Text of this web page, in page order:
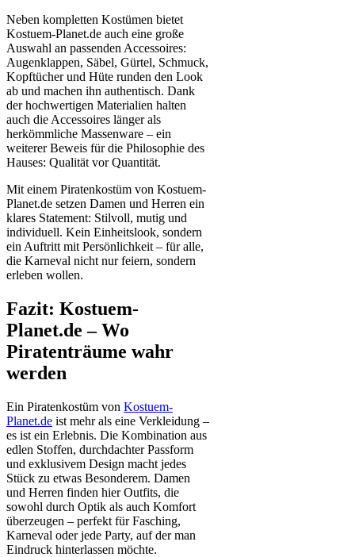
Neben kompletten Kostümen bietet
Kostuem-Planet.de auch eine große
Auswahl an passenden Accessoires:
Augenklappen, Säbel, Gürtel, Schmuck,
Kopftücher und Hüte runden den Look
ab und machen ihn authentisch. Dank
der hochwertigen Materialien halten
auch die Accessoires länger als
herkömmliche Massenware – ein
weiterer Beweis für die Philosophie des
Hauses: Qualität vor Quantität.
Mit einem Piratenkostüm von Kostuem-
Planet.de setzen Damen und Herren ein
klares Statement: Stilvoll, mutig und
individuell. Kein Einheitslook, sondern
ein Auftritt mit Persönlichkeit – für alle,
die Karneval nicht nur feiern, sondern
erleben wollen.
Fazit: Kostuem-
Planet.de – Wo
Piratenträume wahr
werden
Ein Piratenkostüm von Kostuem-
Planet.de ist mehr als eine Verkleidung –
es ist ein Erlebnis. Die Kombination aus
edlen Stoffen, durchdachter Passform
und exklusivem Design macht jedes
Stück zu etwas Besonderem. Damen
und Herren finden hier Outfits, die
sowohl durch Optik als auch Komfort
überzeugen – perfekt für Fasching,
Karneval oder jede Party, auf der man
Eindruck hinterlassen möchte.